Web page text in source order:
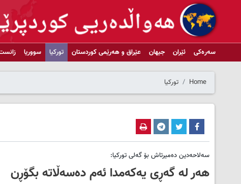
سەرەکی ئێران جیهان عێراق و هەرێمی کوردستان تورکیا سووریا
Home تورکیا
سەلاحەدین دەمیرتاش بۆ گەلی تورکیا:
هەر لە گەڕی یەکەمدا ئەم دەسەڵاتە بگۆڕن